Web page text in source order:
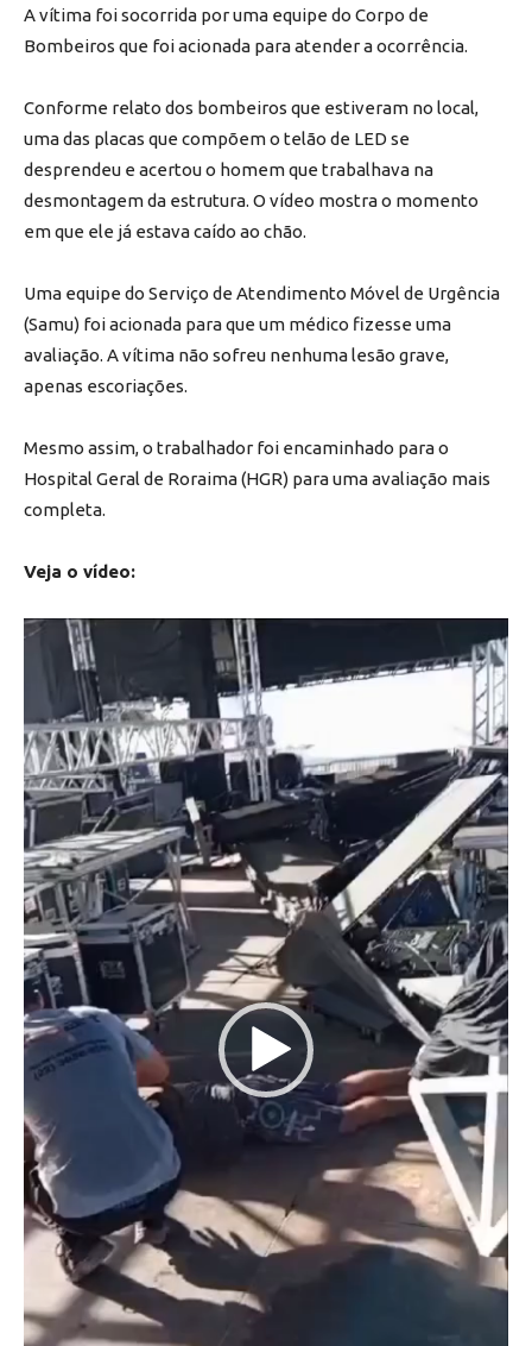
A vítima foi socorrida por uma equipe do Corpo de
Bombeiros que foi acionada para atender a ocorrência.
Conforme relato dos bombeiros que estiveram no local,
uma das placas que compõem o telão de LED se
desprendeu e acertou o homem que trabalhava na
desmontagem da estrutura. O vídeo mostra o momento
em que ele já estava caído ao chão.
Uma equipe do Serviço de Atendimento Móvel de Urgência
(Samu) foi acionada para que um médico fizesse uma
avaliação. A vítima não sofreu nenhuma lesão grave,
apenas escoriações.
Mesmo assim, o trabalhador foi encaminhado para o
Hospital Geral de Roraima (HGR) para uma avaliação mais
completa.
Veja o vídeo:
Tocador